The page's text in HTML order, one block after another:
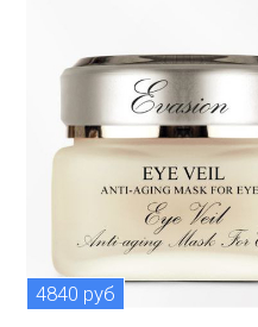
4840 руб